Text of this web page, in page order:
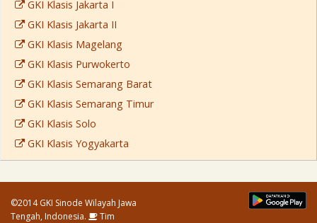
GKI Klasis Jakarta I
GKI Klasis Jakarta II
GKI Klasis Magelang
GKI Klasis Purwokerto
GKI Klasis Semarang Barat
GKI Klasis Semarang Timur
GKI Klasis Solo
GKI Klasis Yogyakarta
©2014 GKI Sinode Wilayah Jawa
Tengah, Indonesia.
Tim